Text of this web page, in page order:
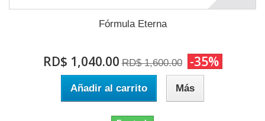
Fórmula Eterna
RD$ 1,040.00 RD$ 1,600.00 -35%
Añadir al carrito Más